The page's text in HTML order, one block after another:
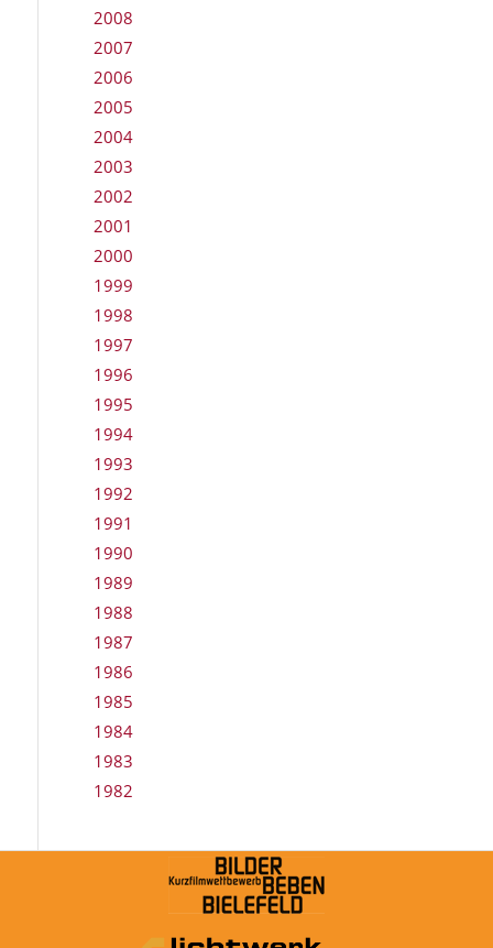
2008
2007
2006
2005
2004
2003
2002
2001
2000
1999
1998
1997
1996
1995
1994
1993
1992
1991
1990
1989
1988
1987
1986
1985
1984
1983
1982